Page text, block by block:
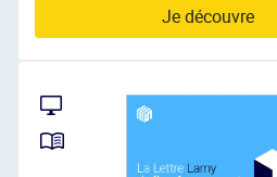
Je découvre